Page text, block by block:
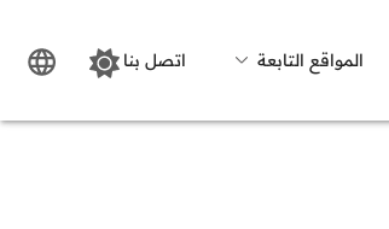
المواقع التابعة اتصل بنا